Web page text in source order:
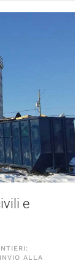
e
ALLA